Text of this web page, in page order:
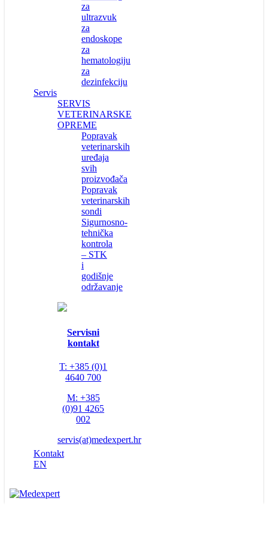
za
ultrazvuk
za
endoskope
za
hematologiju
za
dezinfekciju
Servis
SERVIS
VETERINARSKE
OPREME
Popravak
veterinarskih
uređaja
svih
proizvođača
Popravak
veterinarskih
sondi
Sigurnosno-
tehnička
kontrola
– STK
i
godišnje
održavanje
Servisni
kontakt
T: +385 (0)1
4640 700
M: +385
(0)91 4265
002
servis(at)medexpert.hr
Kontakt
EN